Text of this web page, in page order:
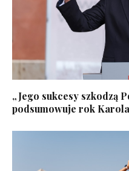
„Jego sukcesy szkodzą
podsumowuje rok